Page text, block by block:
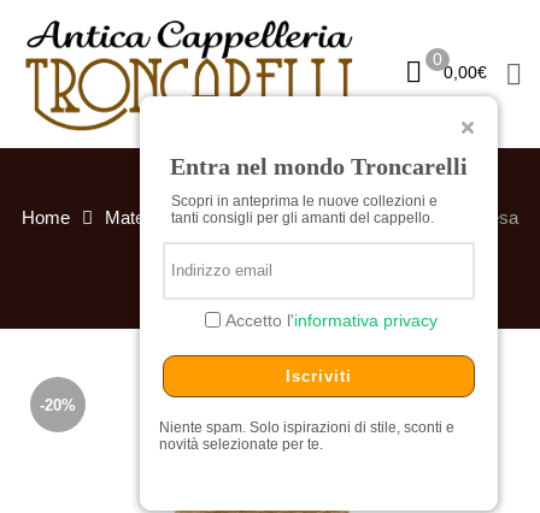
Entra nel mondo Troncarelli
Scopri in anteprima le nuove collezioni e
tanti consigli per gli amanti del cappello.
Accetto l'informativa privacy
Iscriviti
Niente spam. Solo ispirazioni di stile, sconti e
novità selezionate per te.
0
0,00€
Home Materiali Paglia Cappello Sophie Treccia tesa
larga by Borsalino
-20%